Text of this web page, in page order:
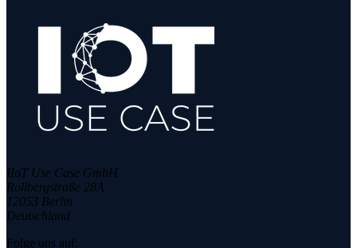
IIoT Use Case GmbH
Rollbergstraße 28A
12053 Berlin
Deutschland
Folge uns auf: